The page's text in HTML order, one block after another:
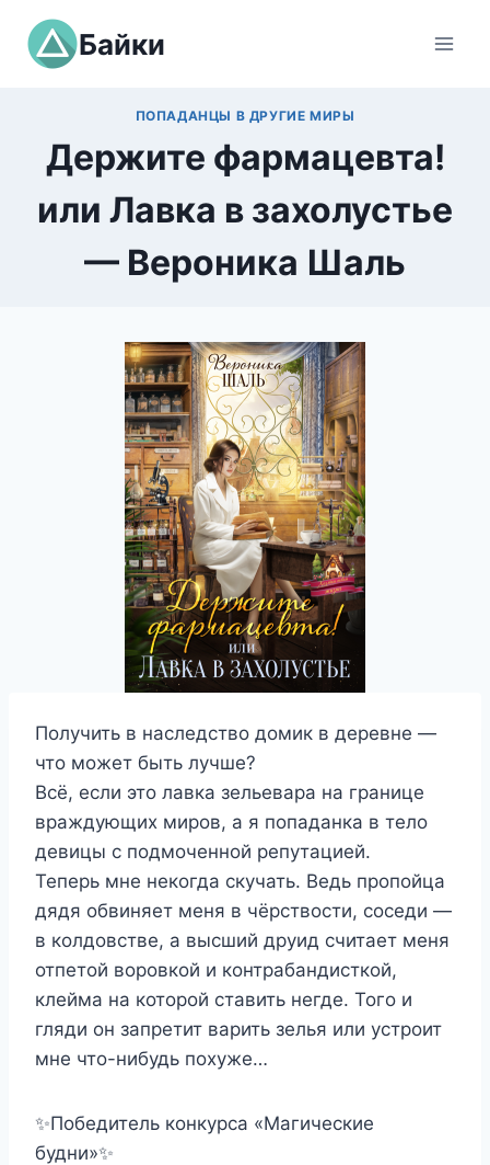
Перейти
содержимому
Байки
ПОПАДАНЦЫ В ДРУГИЕ МИРЫ
Держите фармацевта!
или Лавка в захолустье
— Вероника Шаль
Получить в наследство домик в деревне —
что может быть лучше?
Всё, если это лавка зельевара на границе
враждующих миров, а я попаданка в тело
девицы с подмоченной репутацией.
Теперь мне некогда скучать. Ведь пропойца
дядя обвиняет меня в чёрствости, соседи —
в колдовстве, а высший друид считает меня
отпетой воровкой и контрабандисткой,
клейма на которой ставить негде. Того и
гляди он запретит варить зелья или устроит
мне что-нибудь похуже…
✨Победитель конкурса «Магические
будни»✨